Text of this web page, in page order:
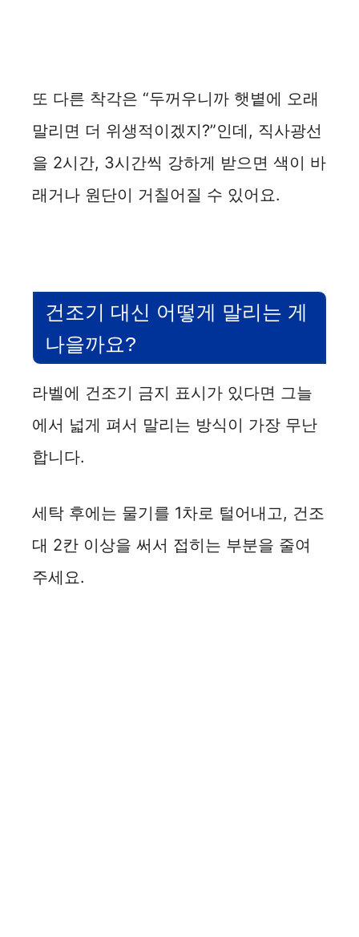
또 다른 착각은 “두꺼우니까 햇볕에 오래
말리면 더 위생적이겠지?”인데, 직사광선
을 2시간, 3시간씩 강하게 받으면 색이 바
래거나 원단이 거칠어질 수 있어요.
건조기 대신 어떻게 말리는 게
나을까요?
라벨에 건조기 금지 표시가 있다면 그늘
에서 넓게 펴서 말리는 방식이 가장 무난
합니다.
세탁 후에는 물기를 1차로 털어내고, 건조
대 2칸 이상을 써서 접히는 부분을 줄여
주세요.